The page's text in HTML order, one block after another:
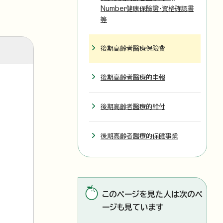
Number健康保險證・資格確認書
等
後期高齡者醫療保險費
後期高齡者醫療的申報
後期高齡者醫療的給付
後期高齡者醫療的保健事業
このページを見た人は次のペ
ージも見ています